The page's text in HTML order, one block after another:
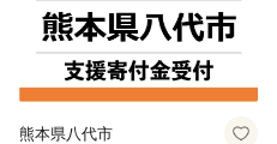
熊本県八代市